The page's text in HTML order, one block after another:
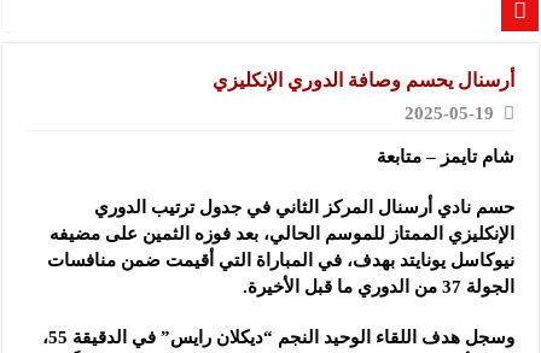
شركة “أوبيكو” للبلاستيك: نهدف لتعزيز حضورنا في السوق السوري وجذب عملاء
معمل “أكسجين نبك”: الشركة تواصل مشاركتها في المعارض المتخصصة بهدف تعزيز
شركة “ريبال”: شاركنا في المعرض للتوسع في السوق السورية ودعم الاقتصاد
مجموعة “عمر الطيب القابضة”: المعرض يشكل فرصة للقاء أصحاب الاختصاص
موقع “نيوز بيردز”: مشاركتنا في المعرض تهدف إلى الترويج للموقع وتعزيز حضوره
أرسنال يحسم وصافة الدوري الإنكليزي
2025-05-19
شام تايمز – متابعة
حسم نادي أرسنال المركز الثاني في جدول ترتيب الدوري
الإنكليزي الممتاز للموسم الحالي، بعد فوزه الثمين على مضيفه
نيوكاسل يونايتد بهدف، في المباراة التي أقيمت ضمن منافسات
الجولة 37 من الدوري ما قبل الأخيرة.
وسجل هدف اللقاء الوحيد النجم “ديكلان رايس” في الدقيقة 55،